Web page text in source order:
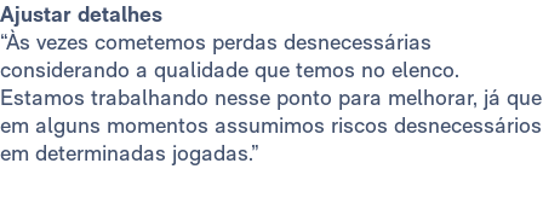
Ajustar detalhes
“Às vezes cometemos perdas desnecessárias
considerando a qualidade que temos no elenco.
Estamos trabalhando nesse ponto para melhorar, já que
em alguns momentos assumimos riscos desnecessários
em determinadas jogadas.”